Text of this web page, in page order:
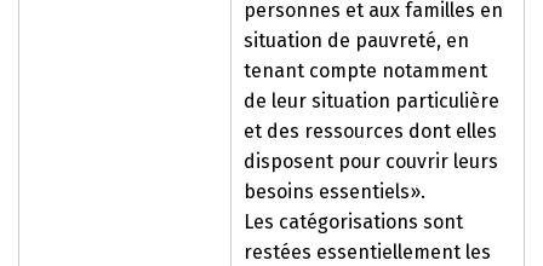
personnes et aux familles en
situation de pauvreté, en
tenant compte notamment
de leur situation particulière
et des ressources dont elles
disposent pour couvrir leurs
besoins essentiels».
Les catégorisations sont
restées essentiellement les